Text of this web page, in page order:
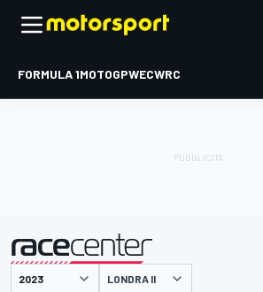
FORMULA 1MOTOGPWECWRC
presentato da LONDRA II